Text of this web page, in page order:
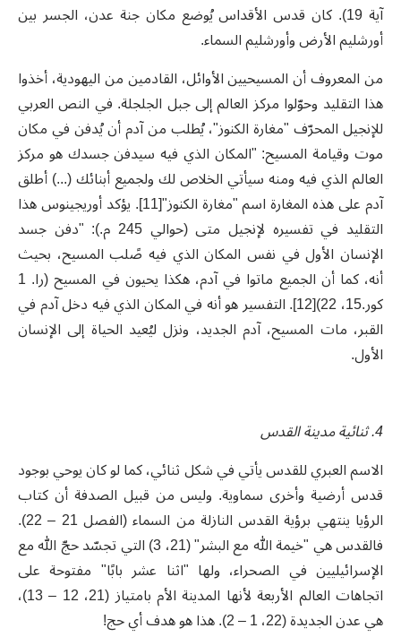
آية 19). كان قدس الأقداس يُوضع مكان جنة عدن، الجسر بين
أورشليم الأرض وأورشليم السماء.
من المعروف أن المسيحيين الأوائل، القادمين من اليهودية، أخذوا
هذا التقليد وحوّلوا مركز العالم إلى جبل الجلجلة. في النص العربي
للإنجيل المحرّف "مغارة الكنوز"، يُطلب من آدم أن يُدفن في مكان
موت وقيامة المسيح: "المكان الذي فيه سيدفن جسدك هو مركز
العالم الذي فيه ومنه سيأتي الخلاص لك ولجميع أبنائك (...) أطلق
آدم على هذه المغارة اسم "مغارة الكنوز"[11]. يؤكد أوريجينوس هذا
التقليد في تفسيره لإنجيل متى (حوالي 245 م.): "دفن جسد
الإنسان الأول في نفس المكان الذي فيه صًلب المسيح، بحيث
أنه، كما أن الجميع ماتوا في آدم، هكذا يحيون في المسيح (را. 1
كور.15، 22)[12]. التفسير هو أنه في المكان الذي فيه دخل آدم في
القبر، مات المسيح، آدم الجديد، ونزل ليُعيد الحياة إلى الإنسان
الأول.
4. ثنائية مدينة القدس
الاسم العبري للقدس يأتي في شكل ثنائي، كما لو كان يوحي بوجود
قدس أرضية وأخرى سماوية. وليس من قبيل الصدفة أن كتاب
الرؤيا ينتهي برؤية القدس النازلة من السماء (الفصل 21 – 22).
فالقدس هي "خيمة الله مع البشر" (21، 3) التي تجسّد حجّ الله مع
الإسرائيليين في الصحراء، ولها "اثنا عشر بابًا" مفتوحة على
اتجاهات العالم الأربعة لأنها المدينة الأم بامتياز (21، 12 – 13)،
هي عدن الجديدة (22، 1 – 2). هذا هو هدف أي حج!